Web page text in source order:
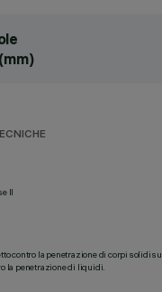
II
contro la penetrazione di corpi solidi
la penetrazione di liquidi.